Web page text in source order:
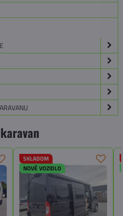
SKLADOM
NOVÉ VOZIDLO